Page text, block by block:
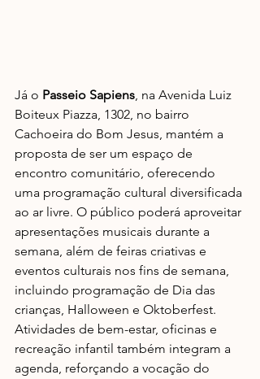
Já o Passeio Sapiens, na Avenida Luiz
Boiteux Piazza, 1302, no bairro
Cachoeira do Bom Jesus, mantém a
proposta de ser um espaço de
encontro comunitário, oferecendo
uma programação cultural diversificada
ao ar livre. O público poderá aproveitar
apresentações musicais durante a
semana, além de feiras criativas e
eventos culturais nos fins de semana,
incluindo programação de Dia das
crianças, Halloween e Oktoberfest.
Atividades de bem-estar, oficinas e
recreação infantil também integram a
agenda, reforçando a vocação do